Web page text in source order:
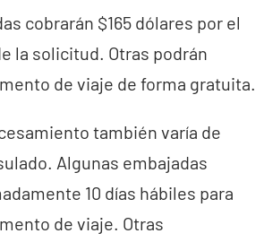
cobrarán $165 dólares por el
la solicitud. Otras podrán
de viaje de forma gratuita.
también varía de
Algunas embajadas
10 días hábiles para
de viaje. Otras